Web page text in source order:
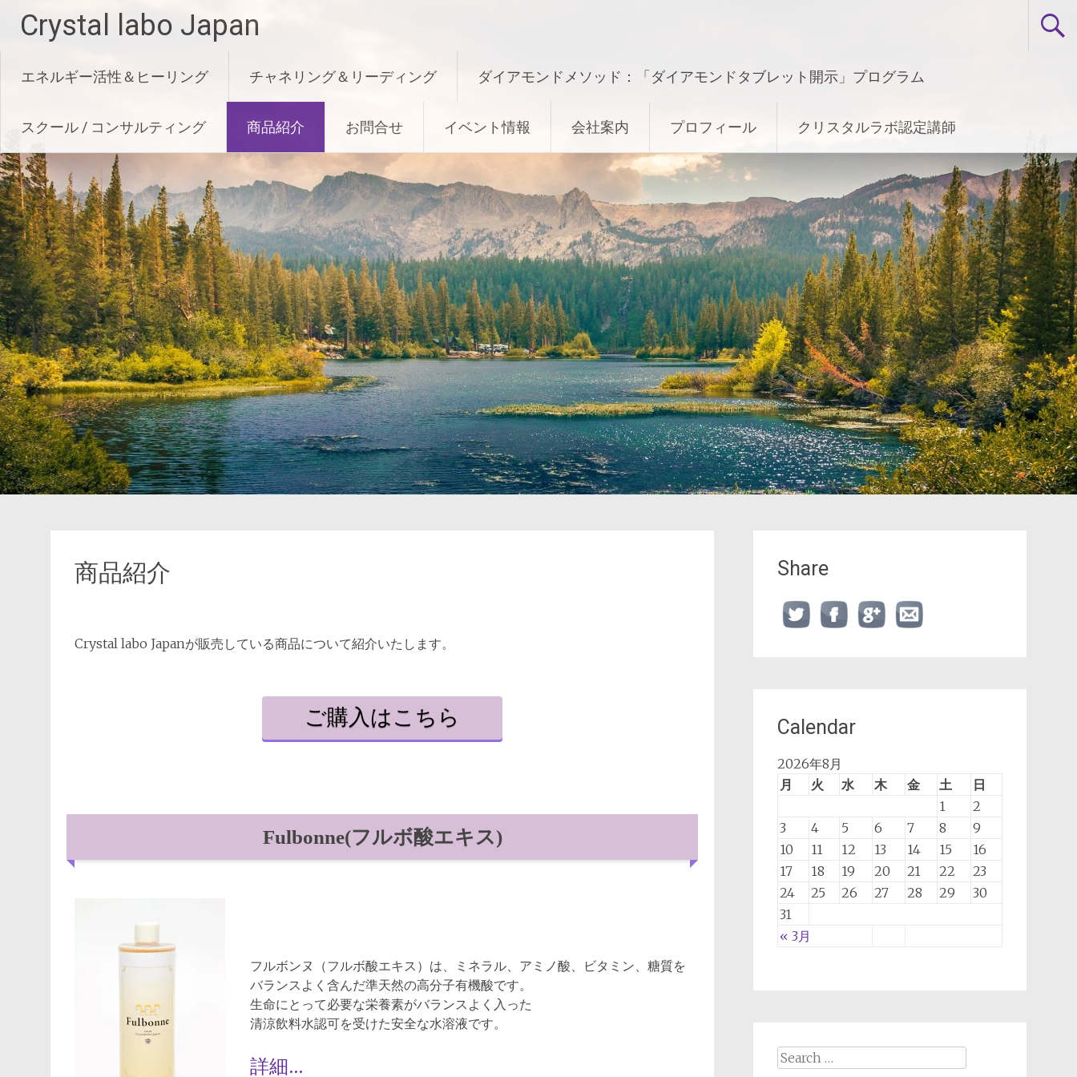
Crystal labo Japan
エネルギー活性＆ヒーリング チャネリング＆リーディング ダイアモンドメソッド：「ダイアモンドタブレット開示」プログラム
スクール / コンサルティング 商品紹介 お問合せ イベント情報 会社案内 プロフィール クリスタルラボ認定講師
商品紹介
Crystal labo Japanが販売している商品について紹介いたします。
ご購入はこちら
Fulbonne(フルボ酸エキス)
フルボンヌ（フルボ酸エキス）は、ミネラル、アミノ酸、ビタミン、糖質を
バランスよく含んだ準天然の高分子有機酸です。
生命にとって必要な栄養素がバランスよく入った
清涼飲料水認可を受けた安全な水溶液です。
詳細…
Share
Calendar
2026年8月
月
火 水 木 金 土 日
« 3月
1
2
3
4 5 6 7 8
9
10
11 12 13 14 15
16
17
18 19 20 21 22
23
24
25 26 27 28 29
30
31
Search for: